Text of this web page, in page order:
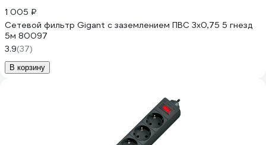
1 005 ₽
Сетевой фильтр Gigant с заземлением ПВС 3x0,75 5 гнезд
5м 80097
3.9(37)
В корзину